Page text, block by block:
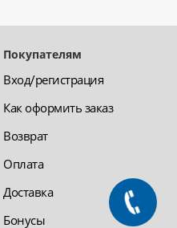
Покупателям
Вход/регистрация
Как оформить заказ
Возврат
Оплата
Доставка
Бонусы